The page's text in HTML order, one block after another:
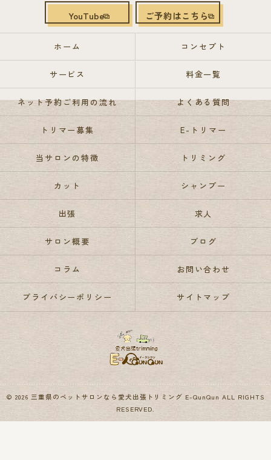
YouTube ご予約はこちら
ホーム コンセプト
サービス 料金一覧
ネット予約ご利用の流れ よくある質問
トリマー募集 E-トリマー
当サロンの特徴 トリミング
カット シャンプー
出張 求人
サロン概要 ブログ
コラム お問い合わせ
プライバシーポリシー サイトマップ
© 2026 三重県のペットサロンなら愛犬出張トリミング E-QunQun ALL RIGHTS
RESERVED.